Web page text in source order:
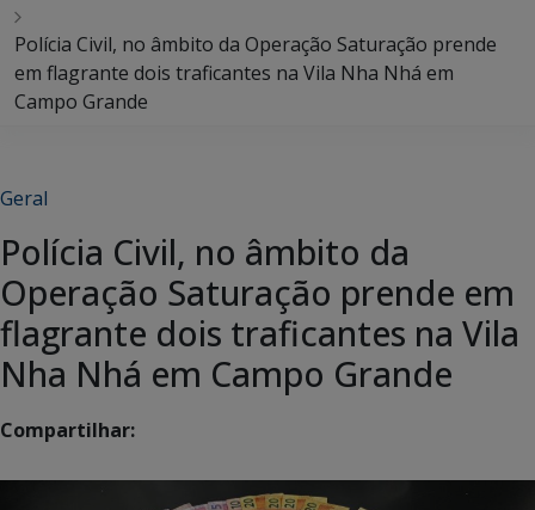
Polícia Civil, no âmbito da Operação Saturação prende
em flagrante dois traficantes na Vila Nha Nhá em
Campo Grande
Geral
Polícia Civil, no âmbito da
Operação Saturação prende em
flagrante dois traficantes na Vila
Nha Nhá em Campo Grande
Compartilhar: